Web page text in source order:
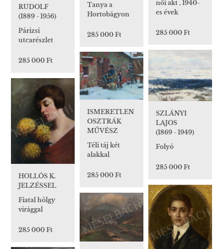
női akt , 1940-
es évek
285 000 Ft
Tanya a
Hortobágyon
285 000 Ft
RUDOLF
(1889 - 1956)
Párizsi
utcarészlet
285 000 Ft
SZLÁNYI
LAJOS
(1869 - 1949)
Folyó
285 000 Ft
ISMERETLEN
OSZTRÁK
MŰVÉSZ
Téli táj két
alakkal
285 000 Ft
HOLLÓS K.
JELZÉSSEL
Fiatal hölgy
virággal
285 000 Ft